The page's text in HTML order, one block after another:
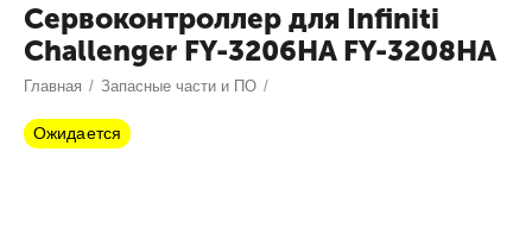
Сервоконтроллер для Infiniti
Challenger FY-3206HA FY-3208HA
Главная / Запасные части и ПО /
Ожидается